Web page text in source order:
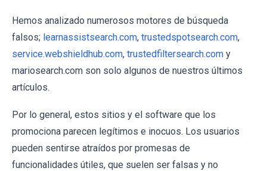
Hemos analizado numerosos motores de búsqueda
falsos; learnassistsearch.com, trustedspotsearch.com,
service.webshieldhub.com, trustedfiltersearch.com y
mariosearch.com son solo algunos de nuestros últimos
artículos.
Por lo general, estos sitios y el software que los
promociona parecen legítimos e inocuos. Los usuarios
pueden sentirse atraídos por promesas de
funcionalidades útiles, que suelen ser falsas y no